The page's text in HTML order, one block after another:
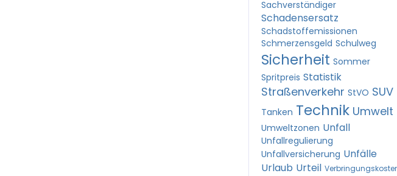
Sachverständiger
Schadensersatz
Schadstoffemissionen
Schmerzensgeld Schulweg
Sicherheit Sommer
Spritpreis Statistik
Straßenverkehr StVO SUV
Tanken Technik Umwelt
Umweltzonen Unfall
Unfallregulierung
Unfallversicherung Unfälle
Urlaub Urteil